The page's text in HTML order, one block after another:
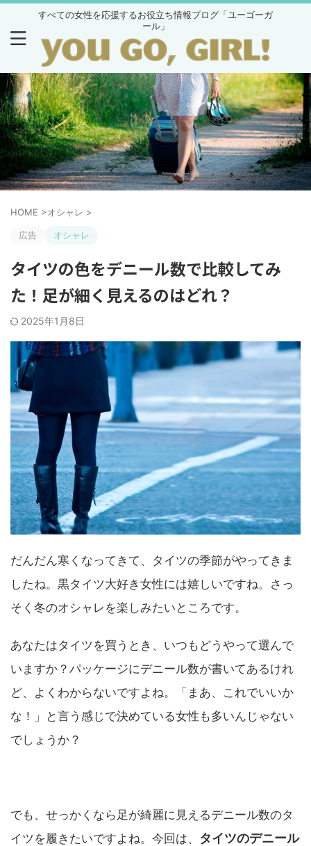
すべての女性を応援するお役立ち情報ブログ「ユーゴーガ
ール」
HOME >オシャレ >
広告 オシャレ
タイツの色をデニール数で比較してみ
た！足が細く見えるのはどれ？
2025年1月8日
だんだん寒くなってきて、タイツの季節がやってきま
したね。黒タイツ大好き女性には嬉しいですね。さっ
そく冬のオシャレを楽しみたいところです。
あなたはタイツを買うとき、いつもどうやって選んで
いますか？パッケージにデニール数が書いてあるけれ
ど、よくわからないですよね。「まあ、これでいいか
な！」と言う感じで決めている女性も多いんじゃない
でしょうか？
でも、せっかくなら足が綺麗に見えるデニール数のタ
イツを履きたいですよね。今回は、 タイツのデニール